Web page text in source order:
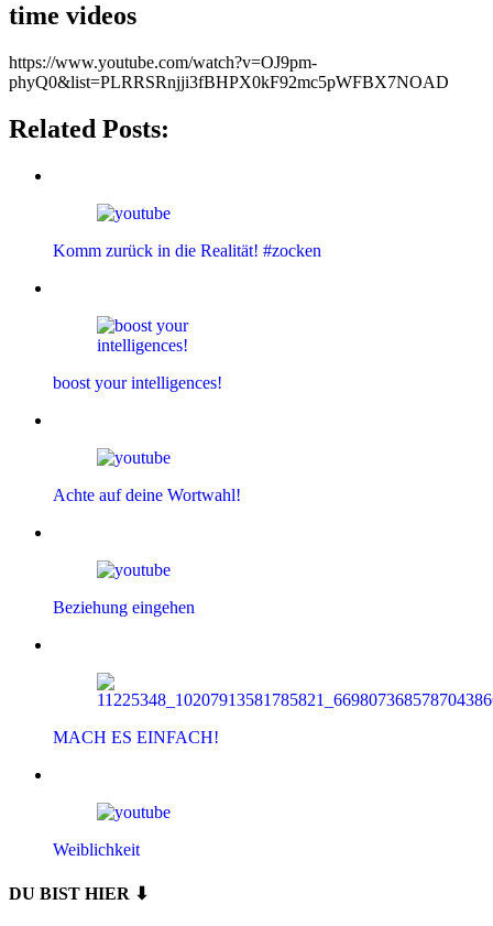
time videos
https://www.youtube.com/watch?v=OJ9pm-
phyQ0&list=PLRRSRnjji3fBHPX0kF92mc5pWFBX7NOAD
Related Posts:
Komm zurück in die Realität! #zocken
boost your intelligences!
Achte auf deine Wortwahl!
Beziehung eingehen
MACH ES EINFACH!
Weiblichkeit
DU BIST HIER ⬇